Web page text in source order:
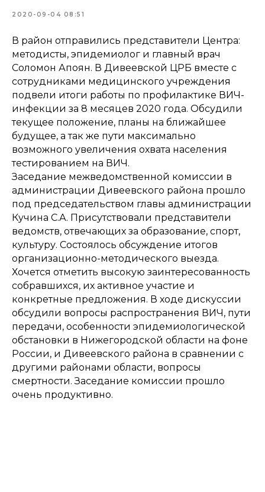
2020-09-04 08:51
В район отправились представители Центра:
методисты, эпидемиолог и главный врач
Соломон Апоян. В Дивеевской ЦРБ вместе с
сотрудниками медицинского учреждения
подвели итоги работы по профилактике ВИЧ-
инфекции за 8 месяцев 2020 года. Обсудили
текущее положение, планы на ближайшее
будущее, а так же пути максимально
возможного увеличения охвата населения
тестированием на ВИЧ.
Заседание межведомственной комиссии в
администрации Дивеевского района прошло
под председательством главы администрации
Кучина С.А. Присутствовали представители
ведомств, отвечающих за образование, спорт,
культуру. Состоялось обсуждение итогов
организационно-методического выезда.
Хочется отметить высокую заинтересованность
собравшихся, их активное участие и
конкретные предложения. В ходе дискуссии
обсудили вопросы распространения ВИЧ, пути
передачи, особенности эпидемиологической
обстановки в Нижегородской области на фоне
России, и Дивеевского района в сравнении с
другими районами области, вопросы
смертности. Заседание комиссии прошло
очень продуктивно.